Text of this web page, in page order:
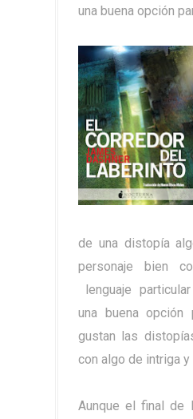
una buena opción
de una distopía
personaje bien
lenguaje
una buena
gustan las
con algo de intriga y
Aunque el final de